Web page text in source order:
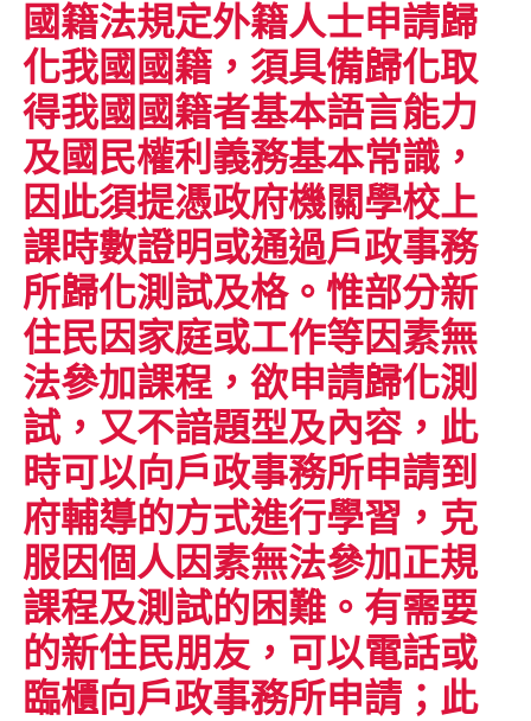
國籍法規定外籍人士申請歸
化我國國籍，須具備歸化取
得我國國籍者基本語言能力
及國民權利義務基本常識，
因此須提憑政府機關學校上
課時數證明或通過戶政事務
所歸化測試及格。惟部分新
住民因家庭或工作等因素無
法參加課程，欲申請歸化測
試，又不諳題型及內容，此
時可以向戶政事務所申請到
府輔導的方式進行學習，克
服因個人因素無法參加正規
課程及測試的困難。有需要
的新住民朋友，可以電話或
臨櫃向戶政事務所申請；此